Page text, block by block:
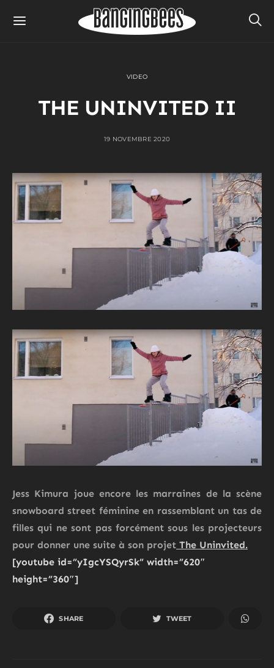
VIDEO
THE UNINVITED II
19 NOVEMBRE 2020
Jess Kimura joue encore les marraines de la scène
snowboard street féminine en rassemblant un tas de
filles qui ne sont pas forcément sous les projecteurs
pour donner une suite à son projet The Uninvited.
[youtube id=”yIgcYSQyrSk” width=”620″
height=”360″]
SHARE TWEET